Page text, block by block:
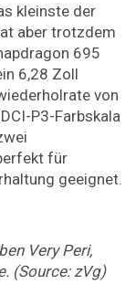
kleinste der
aber trotzdem
695
6,28 Zoll
von
P3-Farbskala
für
geeignet.
Very Peri,
(Source: zVg)